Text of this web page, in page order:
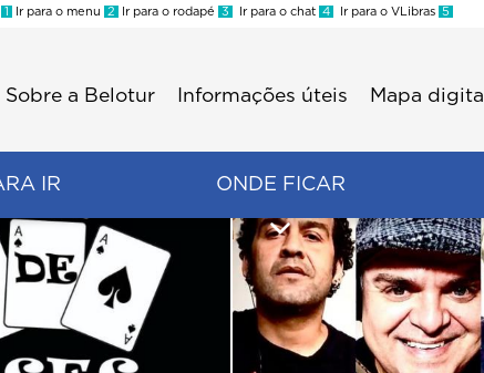
1 Ir para o menu 2 Ir para o rodapé 3 Ir para o chat 4 Ir para o VLibras 5
Sobre a Belotur Informações úteis Mapa digital
IR ONDE FICAR